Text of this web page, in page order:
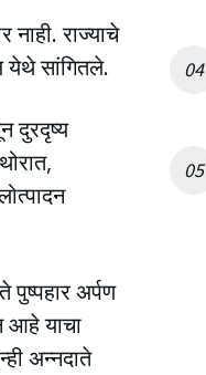
राज्याचे
येथे सांगितले.
दुरदृष्य
पुष्पहार अर्पण
आहे याचा
अन्नदाते